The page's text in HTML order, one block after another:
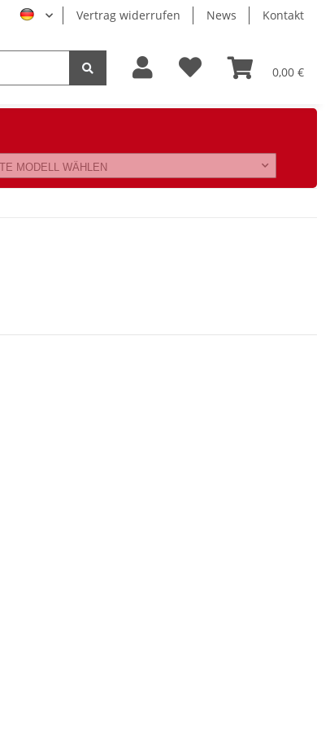
Vertrag widerrufen News Kontakt
0,00 €
MODELL WÄHLEN